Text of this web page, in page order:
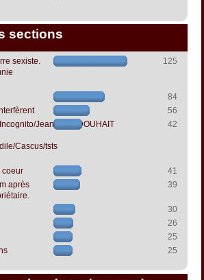
sections
sexiste.
125
84
56
Jeanpapol/DOUHAIT
Cascus/tsts
42
coeur
41
après
39
30
26
25
25